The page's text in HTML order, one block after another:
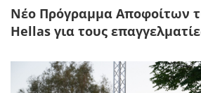
Νέο Πρόγραμμα Αποφοίτων
Hellas για τους